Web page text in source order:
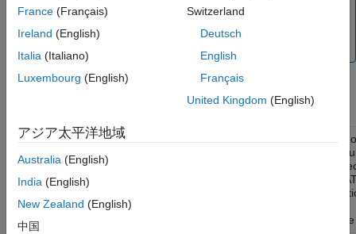
メモ
R2022b 以降、Python クライアント ライブラリでは
matlab.production_server.client.MWHttpClient Python
a
instance
France (Français)
Ireland (English)
Italia (Italiano)
Luxembourg (English)
Switzerland
Deutsch
English
Français
United Kingdom (English)
アジア太平洋地域
Australia (English)
India (English)
New Zealand (English)
中国